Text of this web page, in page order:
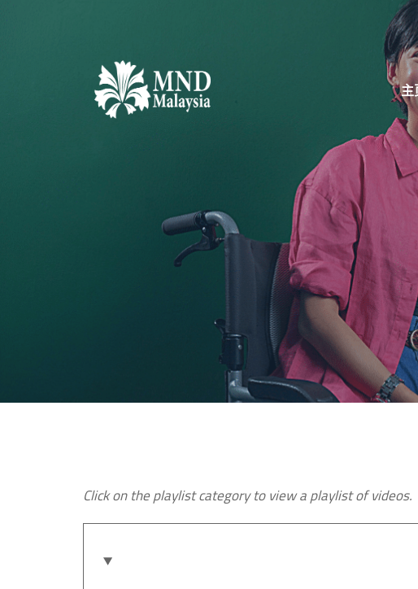
主
Click on the playlist category to view a playlist of videos.